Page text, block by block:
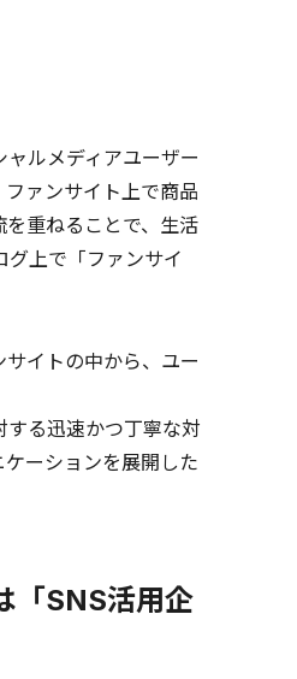
ルメディアユーザー
ァンサイト上で商品
重ねることで、生活
上で「ファンサイ
イトの中から、ユー
る迅速かつ丁寧な対
ーションを展開した
「SNS活用企